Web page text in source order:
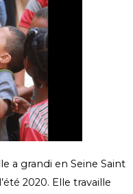
a grandi en Seine Saint
2020. Elle travaille